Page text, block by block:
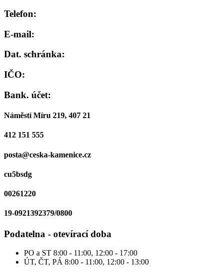
Telefon:
E-mail:
Dat. schránka:
IČO:
Bank. účet:
Náměstí Míru 219, 407 21
412 151 555
posta@ceska-kamenice.cz
cu5bsdg
00261220
19-0921392379/0800
Podatelna - otevírací doba
PO a ST 8:00 - 11:00, 12:00 - 17:00
ÚT, ČT, PÁ 8:00 - 11:00, 12:00 - 13:00